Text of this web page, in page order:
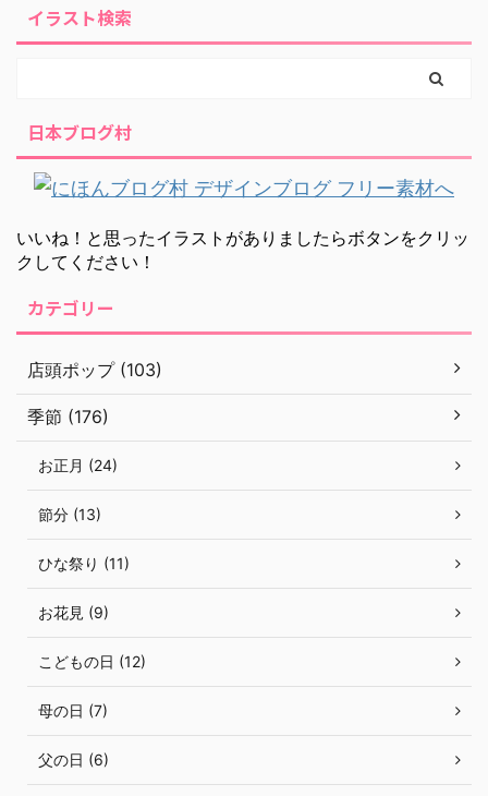
イラスト検索
日本ブログ村
いいね！と思ったイラストがありましたらボタンをクリッ
クしてください！
カテゴリー
店頭ポップ (103)
季節 (176)
お正月 (24)
節分 (13)
ひな祭り (11)
お花見 (9)
こどもの日 (12)
母の日 (7)
父の日 (6)